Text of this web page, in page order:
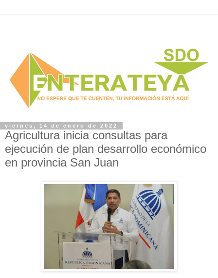
viernes, 14 de enero de 2022
Agricultura inicia consultas para
ejecución de plan desarrollo económico
en provincia San Juan